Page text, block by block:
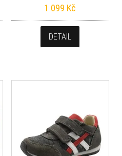
1 099 Kč
DETAIL